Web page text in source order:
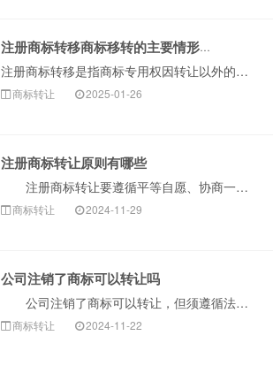
注册商标转移商标移转的主要情形和流程
注册商标转移是指商标专用权因转让以外的其他事由发生转移的情形。主要是因商标权主体消灭由其继受人继受商标权。商标权的转移不同于商标权的转让，它不是双方···
商标转让 2025-01-26
注册商标转让原则有哪些
注册商标转让要遵循平等自愿、协商一致等原则，确保双方权益和市场公平竞争。流程包括提交申请书、共同办理手续和商标局核准等步骤。遇到争议可通过协商、调···
商标转让 2024-11-29
公司注销了商标可以转让吗
公司注销了商标可以转让，但须遵循法定程序。根据商标法实施条例，公司注销后一年内，商标专用权可合法转让。接受企业财产的单位或个人可办理商标移转手续，···
商标转让 2024-11-22